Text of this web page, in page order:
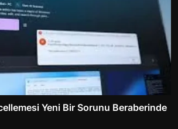
Yeni Bir Sorunu Beraberinde